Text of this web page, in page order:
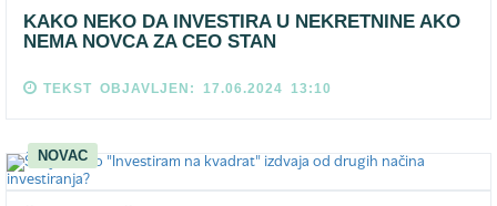
KAKO NEKO DA INVESTIRA U NEKRETNINE AKO
NEMA NOVCA ZA CEO STAN
TEKST OBJAVLJEN: 17.06.2024 13:10
NOVAC